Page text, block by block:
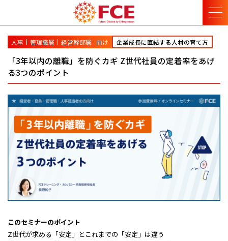
人事 管理職層 経営幹部層 向け 企業成長に直結する人材の育て方
「3年以内の離職」を防ぐカギ Z世代社員の定着率をあげ
る3つのポイント
このセミナーのポイント
Z世代が求める「安定」とこれまでの「安定」は違う